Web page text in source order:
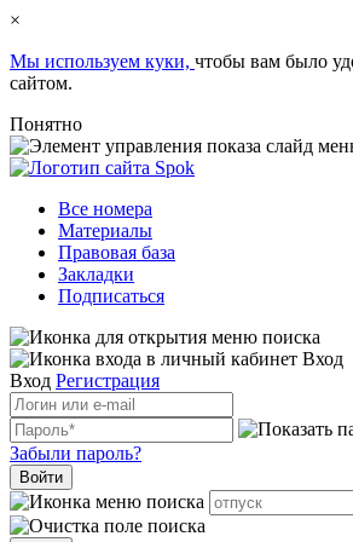
×
Мы используем куки, чтобы вам было
сайтом.
Понятно
Все номера
Материалы
Правовая база
Закладки
Подписаться
Вход
Вход Регистрация
Забыли пароль?
Войти